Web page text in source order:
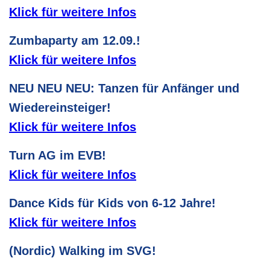
Klick für weitere Infos
Zumbaparty am 12.09.!
Klick für weitere Infos
NEU NEU NEU: Tanzen für Anfänger und
Wiedereinsteiger!
Klick für weitere Infos
Turn AG im EVB!
Klick für weitere Infos
Dance Kids für Kids von 6-12 Jahre!
Klick für weitere Infos
(Nordic) Walking im SVG!